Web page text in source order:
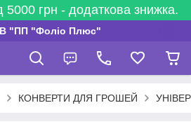
5000 грн - додаткова знижка.
"ПП "Фоліо Плюс"
КОНВЕРТИ ДЛЯ ГРОШЕЙ